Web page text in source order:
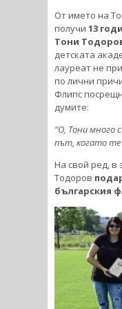
От името на
получи 13
Тони
детската
лауреат не
по лични
Флипс
думите:
“О, Тони много
път, когато те
На свой ред, в
Тодоров
българския